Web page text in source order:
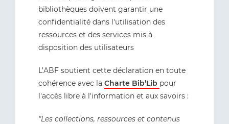
bibliothèques doivent garantir une
confidentialité dans l'utilisation des
ressources et des services mis à
disposition des utilisateurs
L’ABF soutient cette déclaration en toute
cohérence avec la Charte Bib’Lib pour
l'accès libre à l'information et aux savoirs :
“Les collections, ressources et contenus